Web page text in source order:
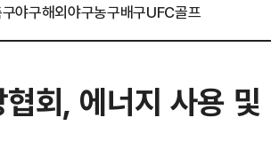
야구해외야구농구배구UFC골프
회, 에너지 사용